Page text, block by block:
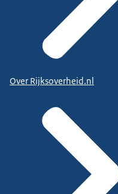
Over Rijksoverheid.nl